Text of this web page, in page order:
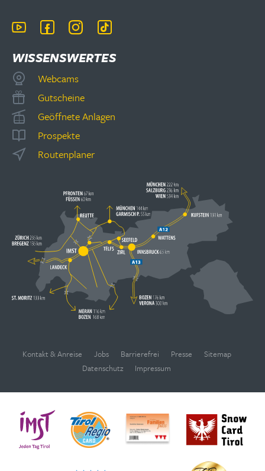
WISSENSWERTES
Webcams
Gutscheine
Geöffnete Anlagen
Prospekte
Routenplaner
Kontakt & Anreise Jobs Barrierefrei Presse
Sitemap
Datenschutz
Impressum